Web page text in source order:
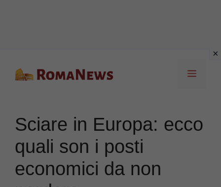
Menu
Sciare in Europa: ecco
quali son i posti
economici da non